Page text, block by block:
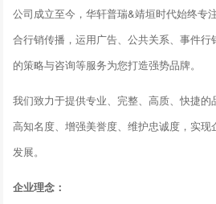
公司成立至今，华轩普瑞&靖垣时代始终专
合行销传播，运用广告、公共关系、事件
的策略与咨询等服务为您打造强势品牌。
我们致力于提供专业、完整、高质、快捷
高知名度、增强美誉度、维护忠诚度，实现
发展。
企业理念：